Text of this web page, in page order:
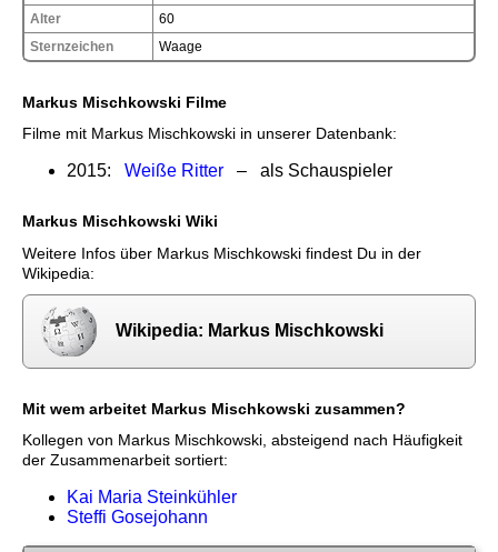
Alter
60
Sternzeichen
Waage
Markus Mischkowski Filme
Filme mit Markus Mischkowski in unserer Datenbank:
2015: Weiße Ritter – als Schauspieler
Markus Mischkowski Wiki
Weitere Infos über Markus Mischkowski findest Du in der
Wikipedia:
Wikipedia: Markus Mischkowski
Mit wem arbeitet Markus Mischkowski zusammen?
Kollegen von Markus Mischkowski, absteigend nach Häufigkeit
der Zusammenarbeit sortiert:
Kai Maria Steinkühler
Steffi Gosejohann